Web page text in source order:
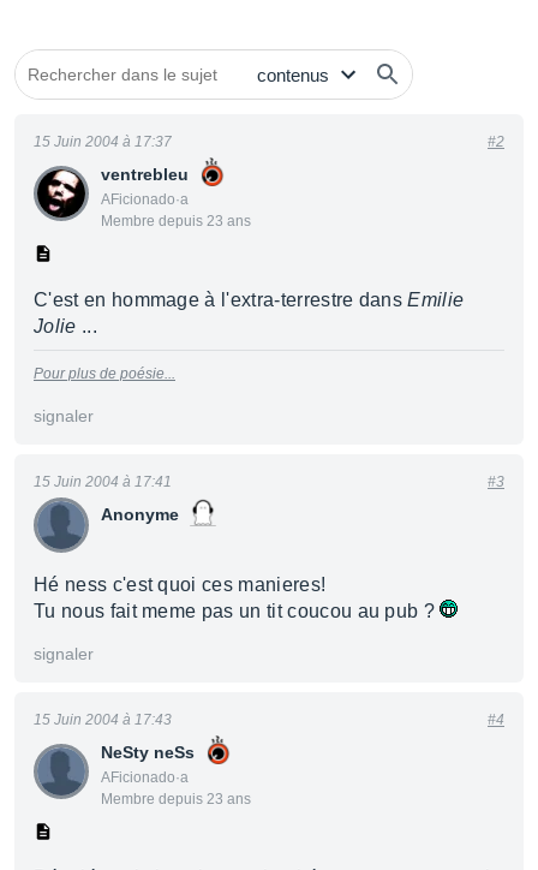
ventrebleu
AFicionado·a
Membre depuis 23 ans
15 Juin 2004 à 17:37 #2
C'est en hommage à l'extra-terrestre dansEmilie
Jolie ...
Pour plus de poésie...
signaler
Anonyme
15 Juin 2004 à 17:41 #3
Hé ness c'est quoi ces manieres!
Tu nous fait meme pas un tit coucou au pub ?
signaler
NeSty neSs
AFicionado·a
Membre depuis 23 ans
15 Juin 2004 à 17:43 #4